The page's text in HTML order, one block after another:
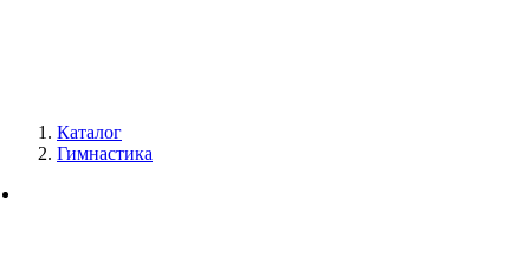
Каталог
Гимнастика